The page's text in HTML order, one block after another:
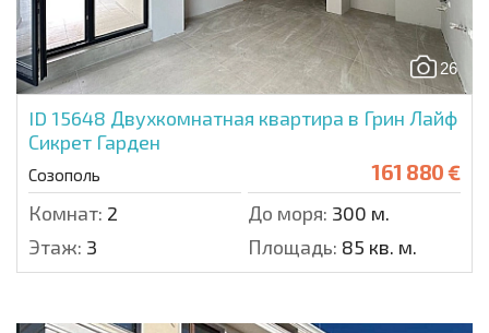
26
ID 15648 Двухкомнатная квартира в Грин Лайф
Сикрет Гарден
Созополь 161 880 €
Комнат: 2 До моря: 300 м.
Этаж: 3 Площадь: 85 кв. м.